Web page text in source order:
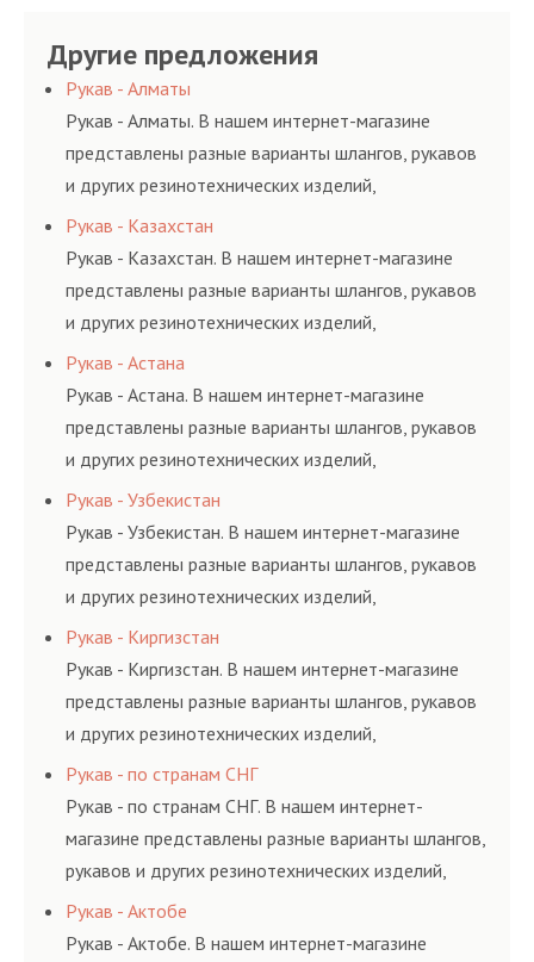
предприятия.
основе либо на
условиях
долговременного
комплексного
обслуживания
предлагает ремонт
давления. Ремонт
шлангов производится
высококвалифицирован
Другие предложения
Рукав - Алматы
Рукав - Алматы. В нашем интернет-магазине
представлены разные варианты шлангов, рукавов
и других резинотехнических изделий,
соответствующих ГОСТам, техническим условиям
и нормативам.
Рукав - Казахстан
Рукав - Казахстан. В нашем интернет-магазине
представлены разные варианты шлангов, рукавов
и других резинотехнических изделий,
соответствующих ГОСТам, техническим условиям
и нормативам.
Рукав - Астана
Рукав - Астана. В нашем интернет-магазине
представлены разные варианты шлангов, рукавов
и других резинотехнических изделий,
соответствующих ГОСТам, техническим условиям
и нормативам.
Рукав - Узбекистан
Рукав - Узбекистан. В нашем интернет-магазине
представлены разные варианты шлангов, рукавов
и других резинотехнических изделий,
соответствующих ГОСТам, техническим условиям
и нормативам.
Рукав - Киргизстан
Рукав - Киргизстан. В нашем интернет-магазине
представлены разные варианты шлангов, рукавов
и других резинотехнических изделий,
соответствующих ГОСТам, техническим условиям
и нормативам.
Рукав - по странам СНГ
Рукав - по странам СНГ. В нашем интернет-
магазине представлены разные варианты шлангов,
рукавов и других резинотехнических изделий,
соответствующих ГОСТам, техническим условиям
и нормативам.
Рукав - Актобе
Рукав - Актобе. В нашем интернет-магазине